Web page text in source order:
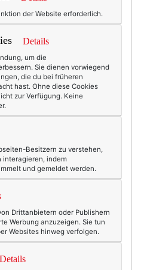
gelten sowieso ganz
rotes ärmelloses Kleid mit
ja noch gar nicht! Also! :-)
der Website erforderlich.
Details
um die
Sie dienen vorwiegend
die du bei früheren
hast. Ohne diese Cookies
zur Verfügung. Keine
Besitzern zu verstehen,
interagieren, indem
und gemeldet werden.
Drittanbietern oder Publishern
Werbung anzuzeigen. Sie tun
Websites hinweg verfolgen.
Details